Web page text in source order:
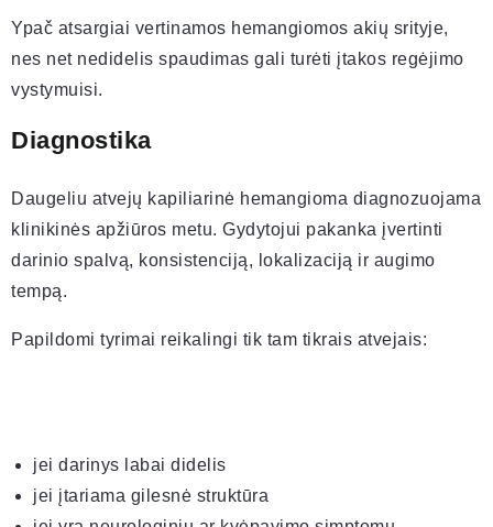
Ypač atsargiai vertinamos hemangiomos akių srityje,
nes net nedidelis spaudimas gali turėti įtakos regėjimo
vystymuisi.
Diagnostika
Daugeliu atvejų kapiliarinė hemangioma diagnozuojama
klinikinės apžiūros metu. Gydytojui pakanka įvertinti
darinio spalvą, konsistenciją, lokalizaciją ir augimo
tempą.
Papildomi tyrimai reikalingi tik tam tikrais atvejais:
jei darinys labai didelis
jei įtariama gilesnė struktūra